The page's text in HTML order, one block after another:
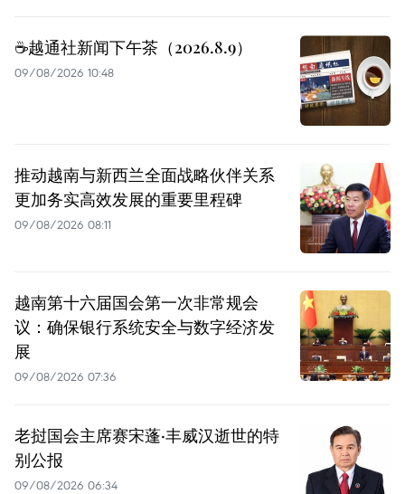
☕️越通社新闻下午茶（2026.8.9）
09/08/2026 10:48
推动越南与新西兰全面战略伙伴关系
更加务实高效发展的重要里程碑
09/08/2026 08:11
越南第十六届国会第一次非常规会
议：确保银行系统安全与数字经济发
展
09/08/2026 07:36
老挝国会主席赛宋蓬·丰威汉逝世的特
别公报
09/08/2026 06:34